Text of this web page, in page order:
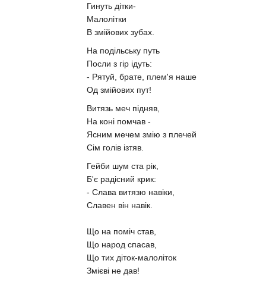
Гинуть дітки-
Малолітки
В змійових зубах.
На подільську путь
Посли з гір ідуть:
- Рятуй, брате, плем'я наше
Од змійових пут!
Витязь меч підняв,
На коні помчав -
Ясним мечем змію з плечей
Сім голів ізтяв.
Гейби шум ста рік,
Б'є радісний крик:
- Слава витязю навіки,
Славен він навік.
Що на поміч став,
Що народ спасав,
Що тих діток-малоліток
Змієві не дав!